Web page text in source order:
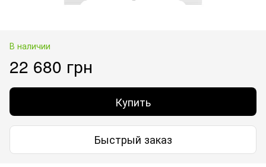
В наличии
22 680 грн
Купить
Быстрый заказ